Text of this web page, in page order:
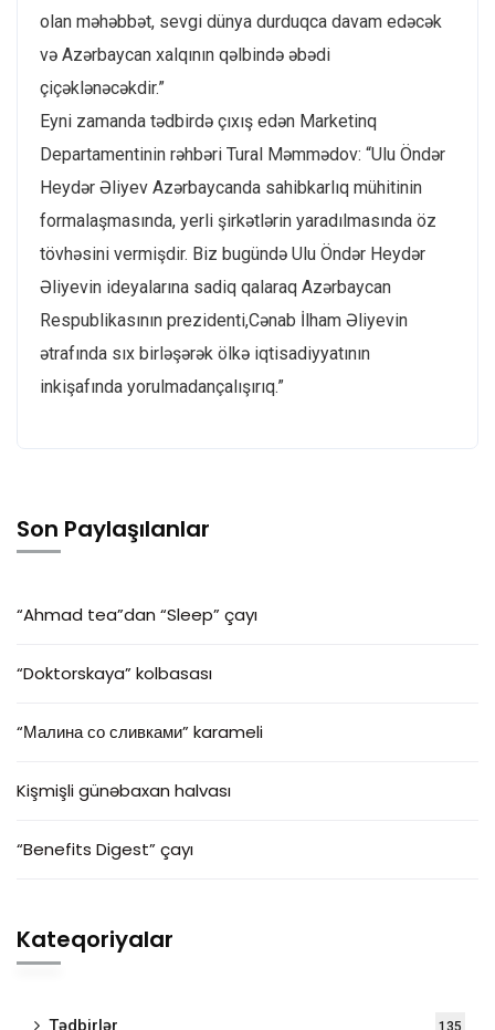
olan məhəbbət, sevgi dünya durduqca davam edəcək
və Azərbaycan xalqının qəlbində əbədi
çiçəklənəcəkdir.”
Eyni zamanda tədbirdə çıxış edən Marketinq
Departamentinin rəhbəri Tural Məmmədov: “Ulu Öndər
Heydər Əliyev Azərbaycanda sahibkarlıq mühitinin
formalaşmasında, yerli şirkətlərin yaradılmasında öz
tövhəsini vermişdir. Biz bugündə Ulu Öndər Heydər
Əliyevin ideyalarına sadiq qalaraq Azərbaycan
Respublikasının prezidenti,Cənab İlham Əliyevin
ətrafında sıx birləşərək ölkə iqtisadiyyatının
inkişafında yorulmadançalışırıq.”
Son Paylaşılanlar
“Ahmad tea”dan “Sleep” çayı
“Doktorskaya” kolbasası
“Малина со сливками” karameli
Kişmişli günəbaxan halvası
“Benefits Digest” çayı
Kateqoriyalar
Tədbirlər 135